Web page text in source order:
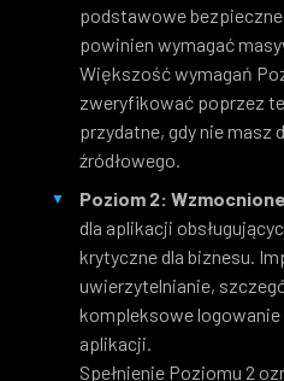
podstawowe
powinien wymagać
Większość wymagań
zweryfikować poprzez
przydatne, gdy nie masz
źródłowego.
Poziom 2:
dla aplikacji
krytyczne dla biznesu.
uwierzytelnianie,
kompleksowe logowanie
aplikacji.
Spełnienie Poziomu 2